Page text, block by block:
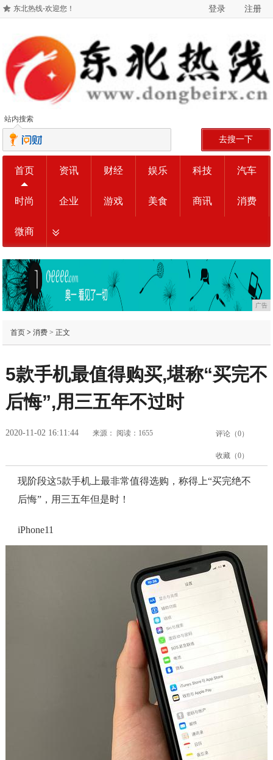
东北热线-欢迎您！ 登录 注册
站内搜索
去搜一下
首页 资讯 财经 娱乐 科技 汽车
时尚 企业 游戏 美食 商讯 消费
微商
广告
首页> 消费> 正文
5款手机最值得购买,堪称“买完不
后悔”,用三五年不过时
2020-11-02 16:11:44 来源： 阅读：1655 评论（0）
收藏（0）
现阶段这5款手机上最非常值得选购，称得上“买完绝不
后悔”，用三五年但是时！
iPhone11